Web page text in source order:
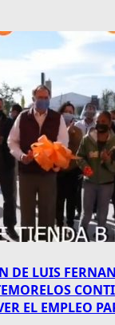
DE LUIS
EL EMPLEO